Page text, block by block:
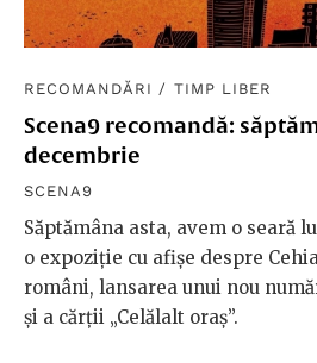
RECOMANDĂRI / TIMP LIBER
Scena9 recomandă:
decembrie
SCENA9
Săptămâna asta, avem o seară
o expoziție cu afișe despre
români, lansarea unui nou
și a cărții „Celălalt oraș”.